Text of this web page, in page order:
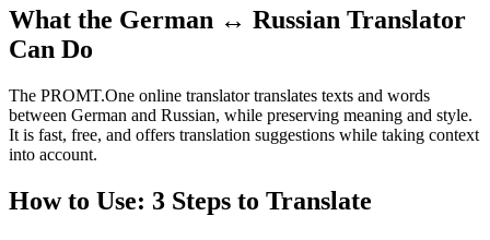
What the German ↔ Russian Translator
Can Do
The PROMT.One online translator translates texts and words
between German and Russian, while preserving meaning and style.
It is fast, free, and offers translation suggestions while taking context
into account.
How to Use: 3 Steps to Translate